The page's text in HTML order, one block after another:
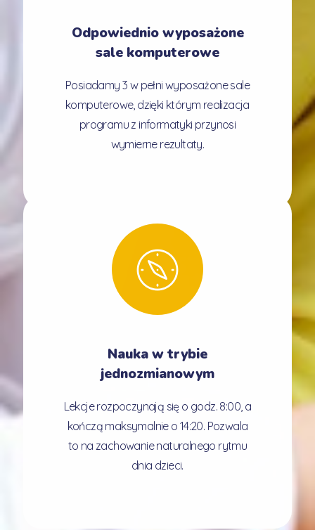
Odpowiednio wyposażone
sale komputerowe
Posiadamy 3 w pełni wyposażone sale
komputerowe, dzięki którym realizacja
programu z informatyki przynosi
wymierne rezultaty.
Nauka w trybie
jednozmianowym
Lekcje rozpoczynają się o godz. 8:00, a
kończą maksymalnie o 14:20. Pozwala
to na zachowanie naturalnego rytmu
dnia dzieci.